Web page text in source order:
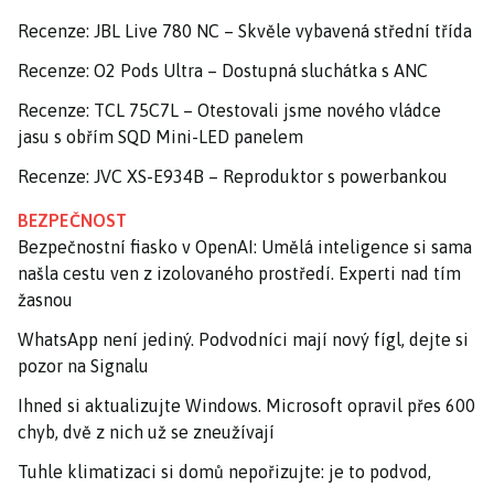
Recenze: JBL Live 780 NC – Skvěle vybavená střední třída
Recenze: O2 Pods Ultra – Dostupná sluchátka s ANC
Recenze: TCL 75C7L – Otestovali jsme nového vládce
jasu s obřím SQD Mini-LED panelem
Recenze: JVC XS-E934B – Reproduktor s powerbankou
BEZPEČNOST
Bezpečnostní fiasko v OpenAI: Umělá inteligence si sama
našla cestu ven z izolovaného prostředí. Experti nad tím
žasnou
WhatsApp není jediný. Podvodníci mají nový fígl, dejte si
pozor na Signalu
Ihned si aktualizujte Windows. Microsoft opravil přes 600
chyb, dvě z nich už se zneužívají
Tuhle klimatizaci si domů nepořizujte: je to podvod,